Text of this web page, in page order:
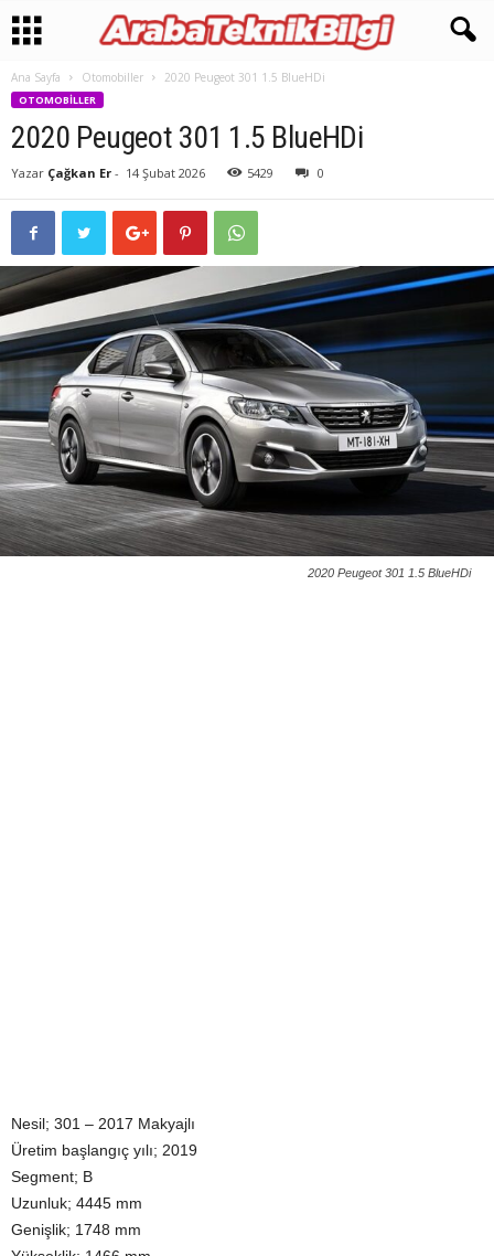
Ana Sayfa Otomobiller 2020 Peugeot 301 1.5 BlueHDi
OTOMOBILLER
2020 Peugeot 301 1.5 BlueHDi
Yazar Çağkan Er - 14 Şubat 2026 5429 0
2020 Peugeot 301 1.5 BlueHDi
Nesil; 301 – 2017 Makyajlı
Üretim başlangıç yılı; 2019
Segment; B
Uzunluk; 4445 mm
Genişlik; 1748 mm